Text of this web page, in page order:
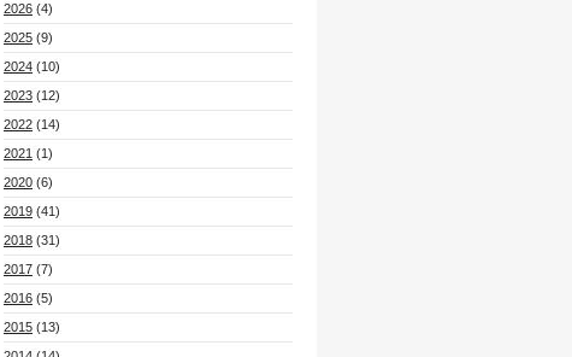
2026 (4)
2025 (9)
2024 (10)
2023 (12)
2022 (14)
2021 (1)
2020 (6)
2019 (41)
2018 (31)
2017 (7)
2016 (5)
2015 (13)